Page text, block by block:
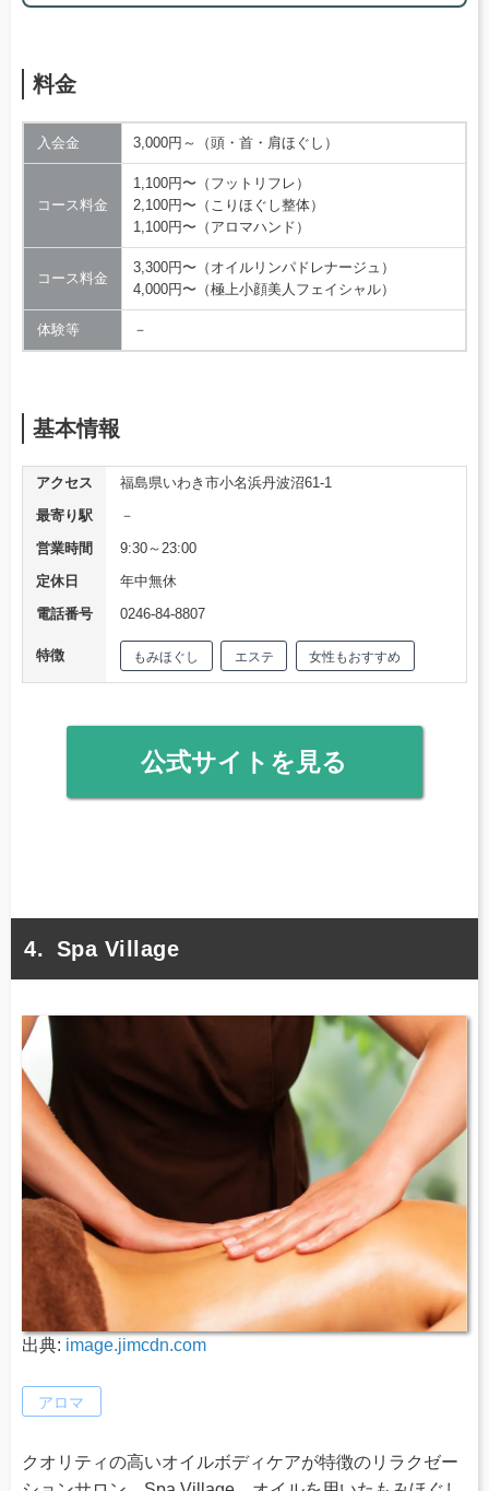
料金
入会金 3,000円～（頭・首・肩ほぐし）
コース料金
1,100円〜（フットリフレ）
2,100円〜（こりほぐし整体）
1,100円〜（アロマハンド）
コース料金
3,300円〜（オイルリンパドレナージュ）
4,000円〜（極上小顔美人フェイシャル）
体験等 －
基本情報
アクセス
福島県いわき市小名浜丹波沼61-1
最寄り駅
－
営業時間
9:30～23:00
定休日
年中無休
電話番号
0246-84-8807
特徴 もみほぐし エステ 女性もおすすめ
公式サイトを見る
Spa Village
出典: image.jimcdn.com
アロマ
クオリティの高いオイルボディケアが特徴のリラクゼー